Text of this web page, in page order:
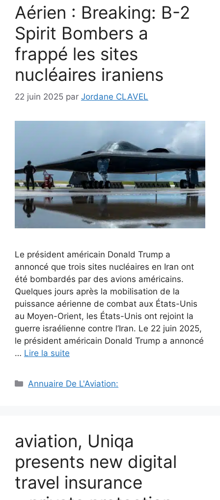
Aérien : Breaking: B-2
Spirit Bombers a
frappé les sites
nucléaires iraniens
22 juin 2025 par Jordane CLAVEL
Le président américain Donald Trump a
annoncé que trois sites nucléaires en Iran ont
été bombardés par des avions américains.
Quelques jours après la mobilisation de la
puissance aérienne de combat aux États-Unis
au Moyen-Orient, les États-Unis ont rejoint la
guerre israélienne contre l’Iran. Le 22 juin 2025,
le président américain Donald Trump a annoncé
… Lire la suite
Catégories
Annuaire De L'Aviation:
aviation, Uniqa
presents new digital
travel insurance